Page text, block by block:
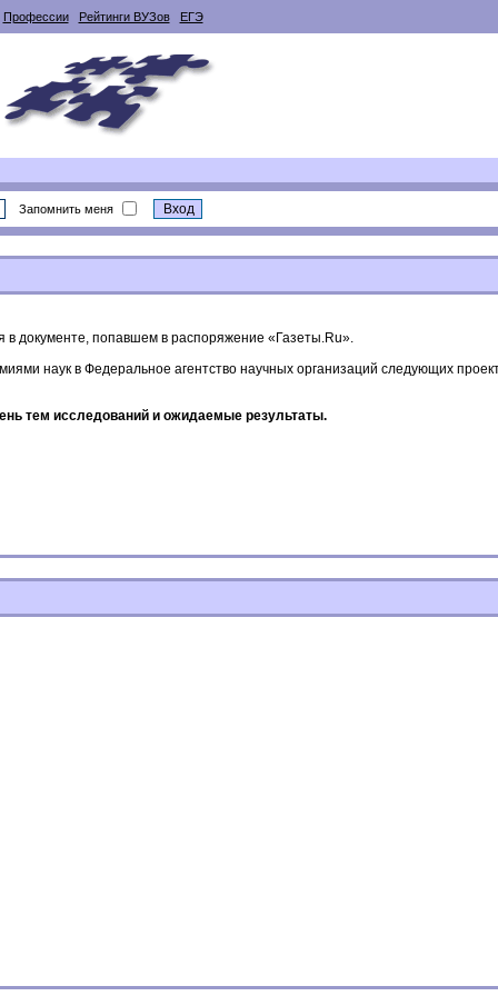
Профессии Рейтинги ВУЗов ЕГЭ
Запомнить меня
в документе, попавшем в распоряжение «Газеты.Ru».
наук в Федеральное агентство научных организаций следующих
тем исследований и ожидаемые результаты.